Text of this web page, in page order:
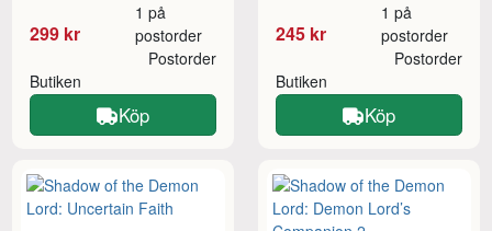
299 kr
1 på
postorder
Butiken
Postorder
Köp
245 kr
1 på
postorder
Butiken
Postorder
Köp